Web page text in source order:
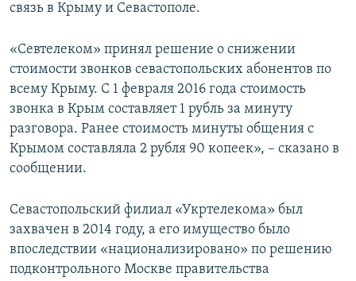
связь в Крыму и Севастополе.
«Севтелеком» принял решение о снижении
стоимости звонков севастопольских абонентов по
всему Крыму. С 1 февраля 2016 года стоимость
звонка в Крым составляет 1 рубль за минуту
разговора. Ранее стоимость минуты общения с
Крымом составляла 2 рубля 90 копеек», – сказано в
сообщении.
Севастопольский филиал «Укртелекома» был
захвачен в 2014 году, а его имущество было
впоследствии «национализировано» по решению
подконтрольного Москве правительства